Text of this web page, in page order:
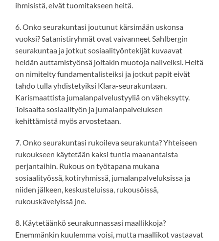
ihmisistä, eivät tuomitakseen heitä.
6. Onko seurakuntasi joutunut kärsimään uskonsa
vuoksi? Satanistiryhmät ovat vaivanneet Sahlbergin
seurakuntaa ja jotkut sosiaalityöntekijät kuvaavat
heidän auttamistyönsä joitakin muotoja naiiveiksi. Heitä
on nimitelty fundamentalisteiksi ja jotkut papit eivät
tahdo tulla yhdistetyiksi Klara-seurakuntaan.
Karismaattista jumalanpalvelustyyliä on väheksytty.
Toisaalta sosiaalityön ja jumalanpalveluksen
kehittämistä myös arvostetaan.
7. Onko seurakuntasi rukoileva seurakunta? Yhteiseen
rukoukseen käytetään kaksi tuntia maanantaista
perjantaihin. Rukous on työtapana mukana
sosiaalityössä, kotiryhmissä, jumalanpalveluksissa ja
niiden jälkeen, keskusteluissa, rukousöissä,
rukouskävelyissä jne.
8. Käytetäänkö seurakunnassasi maallikkoja?
Enemmänkin kuulemma voisi, mutta maallikot vastaavat